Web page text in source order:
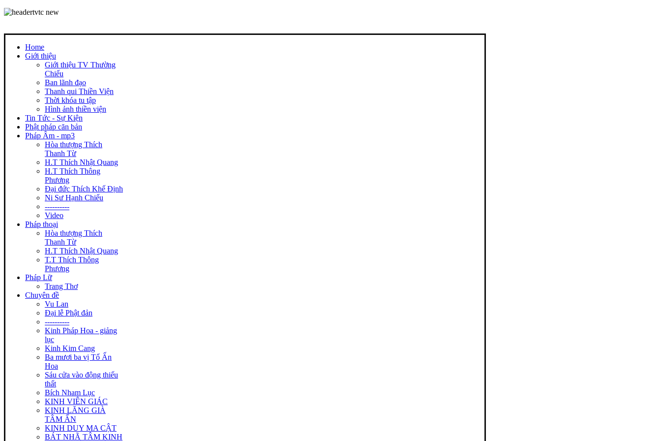
Home
Giới thiệu
Giới thiệu TV Thường
Chiếu
Ban lãnh đạo
Thanh qui Thiền Viện
Thời khóa tu tập
Hình ảnh thiền viện
Tin Tức - Sự Kiện
Phật pháp căn bản
Pháp Âm - mp3
Hòa thượng Thích
Thanh Từ
H.T Thích Nhật Quang
H.T Thích Thông
Phương
Đại đức Thích Khế Định
Ni Sư Hạnh Chiếu
----------
Video
Pháp thoại
Hòa thượng Thích
Thanh Từ
H.T Thích Nhật Quang
T.T Thích Thông
Phương
Pháp Lữ
Trang Thơ
Chuyên đề
Vu Lan
Đại lễ Phật đản
----------
Kinh Pháp Hoa - giảng
lục
Kinh Kim Cang
Ba mươi ba vị Tổ Ấn
Hoa
Sáu cửa vào động thiếu
thất
Bích Nham Lục
KINH VIÊN GIÁC
KINH LĂNG GIÀ
TÂM ẤN
KINH DUY MA CẬT
BÁT NHÃ TÂM KINH